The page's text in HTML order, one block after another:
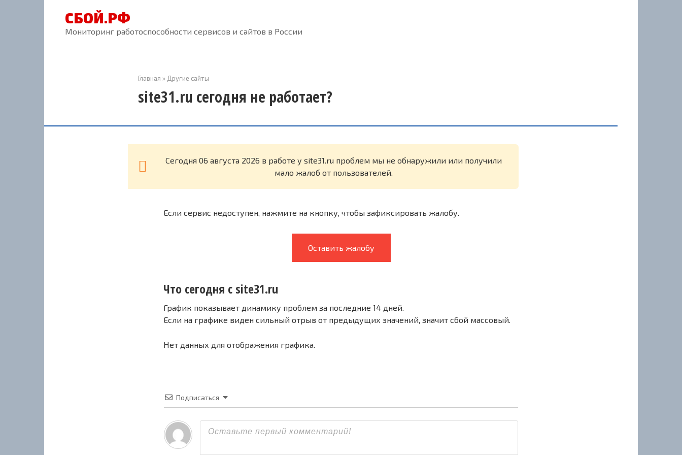
СБОЙ.РФ
Мониторинг работоспособности сервисов и сайтов в России
Главная » Другие сайты
site31.ru сегодня не работает?
Cегодня 06 августа 2026 в работе у site31.ru проблем мы не обнаружили или получили
мало жалоб от пользователей.
Если сервис недоступен, нажмите на кнопку, чтобы зафиксировать жалобу.
Оставить жалобу
Что сегодня с site31.ru
График показывает динамику проблем за последние 14 дней.
Если на графике виден сильный отрыв от предыдущих значений, значит сбой массовый.
Нет данных для отображения графика.
Подписаться